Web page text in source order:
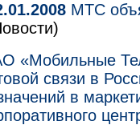
МТС
«Мобильные
связи в
в